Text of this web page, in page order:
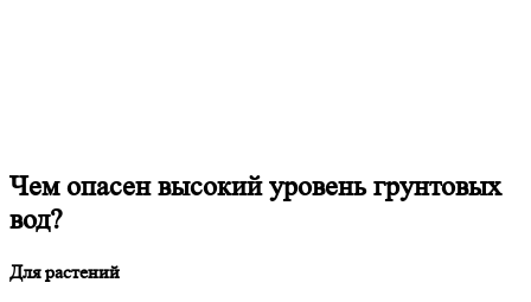
Чем опасен высокий уровень грунтовых
вод?
Для растений